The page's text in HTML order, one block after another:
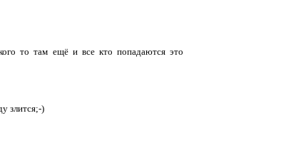
то там ещё и все кто попадаются это
злится;-)